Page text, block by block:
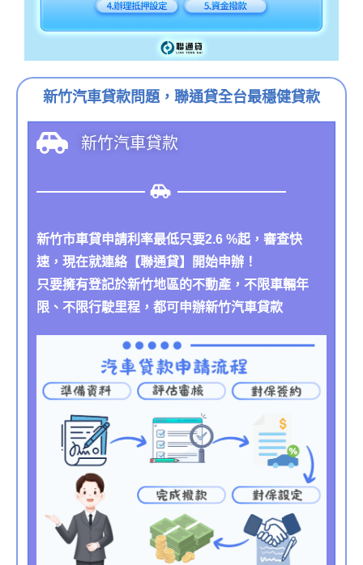
新竹汽車貸款問題，聯通貸全台最穩健貸款
新竹汽車貸款
新竹市車貸申請利率最低只要2.6 %起，審查快
速，現在就連絡【聯通貸】開始申辦！
只要擁有登記於新竹地區的不動產，不限車輛年
限、不限行駛里程，都可申辦新竹汽車貸款